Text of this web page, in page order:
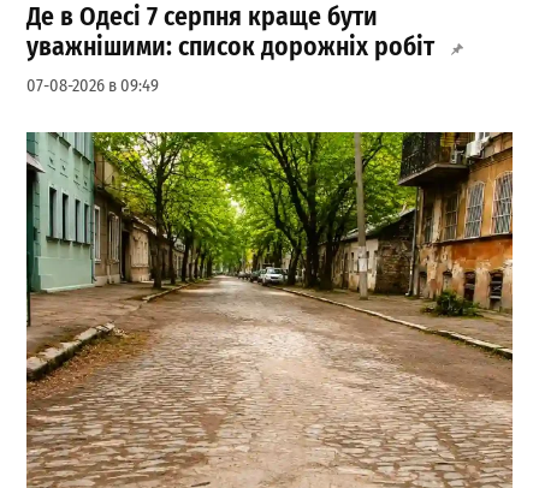
Де в Одесі 7 серпня краще бути
уважнішими: список дорожніх робіт
07-08-2026 в 09:49